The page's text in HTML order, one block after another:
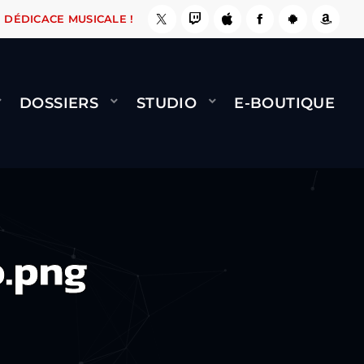
LE FAIT ! NAMI BERNARD MINET - FLY
DÉDICACE MUSICALE !
DOSSIERS STUDIO E-BOUTIQUE